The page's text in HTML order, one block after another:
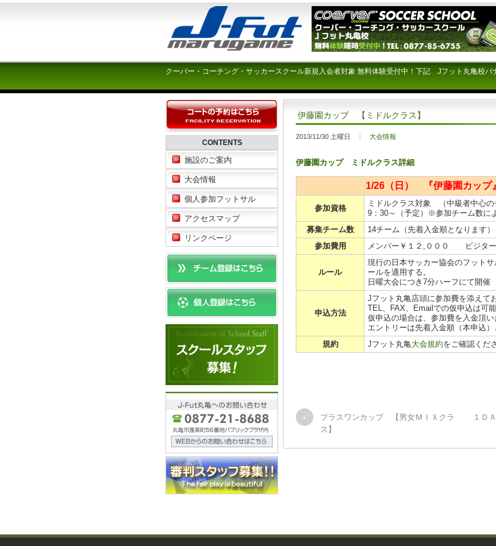
クーバー・コーチング・サッカースクール新規入会者対象 無料体験受付中！下記 Jフット丸亀校バ
伊藤園カップ 【ミドルクラス】
2013/11/30 土曜日 大会情報
伊藤園カップ ミドルクラス詳細
1/26（日） 『伊藤園カッ
参加資格
ミドルクラス対象 （中級者中心の
9：30～（予定）※参加チーム数に
募集チーム数
14チーム（先着入金順となります）
参加費用
メンバー￥１２,０００ ビジター
ルール
現行の日本サッカー協会のフット
ールを適用する。
日曜大会につき7分ハーフにて開催
申込方法
Jフット丸亀店頭に参加費を添えて
TEL、FAX、Emailでの仮申込は可能
仮申込の場合は、参加費を入金頂い
エントリーは先着入金順（本申込
規約
Jフット丸亀 大会規約をご確認くだ
プラスワンカップ 【男女ＭＩＸクラ
ス】
１Ｄ
CONTENTS
施設のご案内
大会情報
個人参加フットサル
アクセスマップ
リンクページ